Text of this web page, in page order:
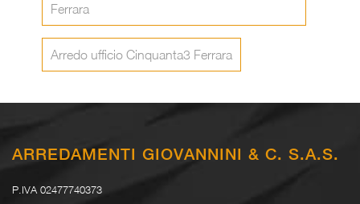
Ferrara
Arredo ufficio Cinquanta3 Ferrara
ARREDAMENTI GIOVANNINI & C. S.A.S.
P.IVA 02477740373